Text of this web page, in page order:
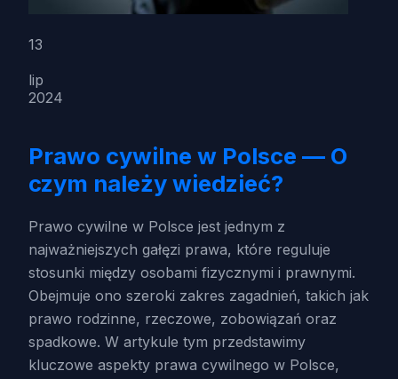
13
lip
2024
Prawo cywilne w Polsce — O
czym należy wiedzieć?
Prawo cywilne w Polsce jest jednym z
najważniejszych gałęzi prawa, które reguluje
stosunki między osobami fizycznymi i prawnymi.
Obejmuje ono szeroki zakres zagadnień, takich jak
prawo rodzinne, rzeczowe, zobowiązań oraz
spadkowe. W artykule tym przedstawimy
kluczowe aspekty prawa cywilnego w Polsce,